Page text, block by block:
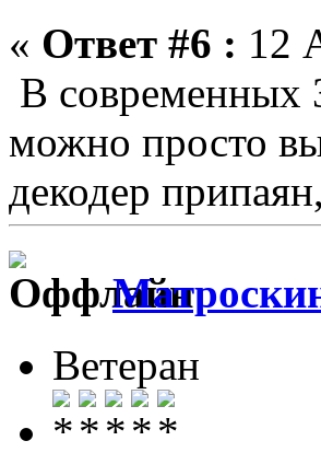
« Ответ #6 : 12
В современных
можно просто
декодер
Ветеран